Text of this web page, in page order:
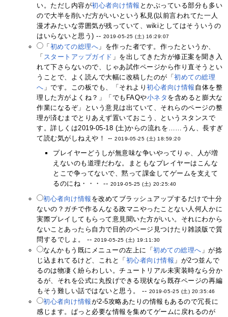
い。ただし内容が初心者向け情報 とかぶっている部分も多い
ので大半を削いだ方がいいという私見(以前言われてた一人
漫才みたいな雰囲気が残っていて、wikiとしてはそういうの
はいらないと思う) -- 2019-05-25 (土) 16:29:07
「 初めての総理へ 」を作った者です。作ったというか、
「 スタートアップガイド 」を出してきた方が修正案を聞き入
れて下さらないので、じゃあ試作ページから作り直そうとい
うことで、よく読んで大幅に改稿したのが「初めての総理
へ 」です。この板でも、「それより初心者向け情報 自体を整
理した方がよくね？」「でもFAQや小ネタ を含めると膨大な
作業になるぞ」という意見は出ていて、それらのページの整
理が済むまでとりあえず置いておこう、というスタンスで
す。詳しくは2019-05-18 (土)からの流れを……うん、長すぎ
て読む気がしねえや！ --2019-05-25 (土) 18:59:20
プレイヤーどうしが無意味な争いやってりゃ、人が増
えないのも道理だわな。まともなプレイヤーはこんな
とこで争ってないで、黙って課金してゲームを支えて
るのにね・・・ -- 2019-05-25 (土) 20:25:40
初心者向け情報 を改めてブラッシュアップするだけで十分
ないの？ガチで作るんなる政マニやったことない人何人かに
実際プレイしてもらって意見聞いた方がいい。それにわから
ないことあったら自力で目的のページ見つけたり雑談版で質
問するでしょ。 -- 2019-05-25 (土) 19:11:30
なんかもう既にメニューの左上に「初めての総理へ 」が捻
じ込まれてるけど、これと「 初心者向け情報 」が2つ並んで
るのは物凄く紛らわしい。チュートリアル未実装時なら分か
るが、それを公式に丸投げできる現状なら既存ページの再編
もそう難しい話ではないと思う。 -- 2019-05-25 (土) 20:35:46
初心者向け情報が2-5攻略あたりの情報もあるので冗長に
感じます。ぱっと必要な情報を集めてゲームに戻れるのが